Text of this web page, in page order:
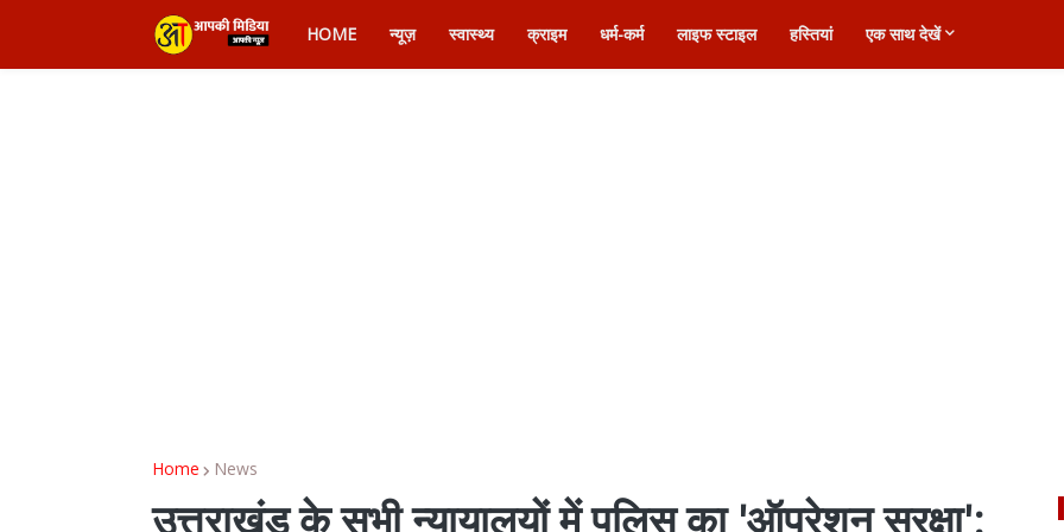
HOME न्यूज़ स्वास्थ्य क्राइम धर्म-कर्म लाइफ स्टाइल हस्तियां एक साथ देखें
Home News
उत्तराखंड के सभी न्यायालयों में पुलिस का 'ऑपरेशन सुरक्षा':